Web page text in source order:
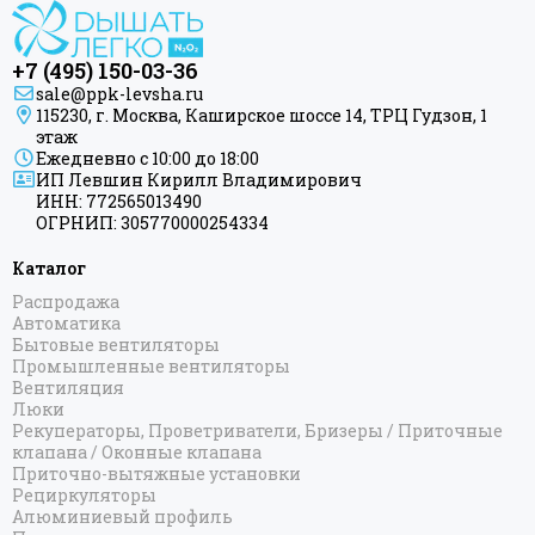
Формат 26
Формат 30
Формат 40
Формат 50 ПВ
Богема 3.1 прямая
Богема 3.1 выгнутая
Богема 3.1 с 1 полкой
Вердикт 4.0
Галант 3.1
Идиллия PLUS
Кантата 4.0
Локон
Модус 3.1
Нюанс 4.0
Сатерленд 4.0
Терция 4.0
Фьорд 4.0
+7 (495) 150-03-36
sale@ppk-levsha.ru
115230, г. Москва, Каширское шоссе 14, ТРЦ Гудзон, 1
этаж
Ежедневно с 10:00 до 18:00
ИП Левшин Кирилл Владимирович
ИНН: 772565013490
ОГРНИП: 305770000254334
Каталог
Распродажа
Автоматика
Бытовые вентиляторы
Промышленные вентиляторы
Вентиляция
Люки
Рекуператоры, Проветриватели, Бризеры / Приточные
клапана / Оконные клапана
Приточно-вытяжные установки
Рециркуляторы
Алюминиевый профиль